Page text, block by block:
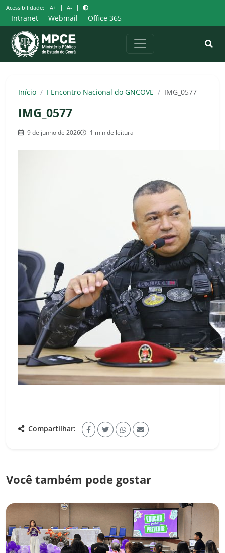
Pular
para
o
conteúdo
Acessibilidade: A+ | A- |
Intranet Webmail Office 365
Início / I Encontro Nacional do GNCOVE / IMG_0577
IMG_0577
9 de junho de 2026 1 min de leitura
Compartilhar:
Você também pode gostar